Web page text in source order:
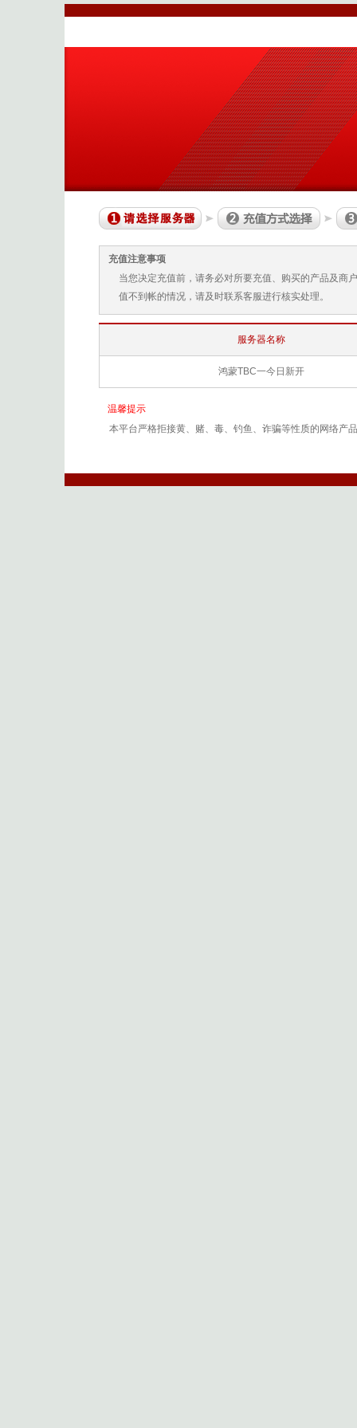
充值注意事项
当您决定充值前，请务必对所要充值、购买的产品及商
值不到帐的情况，请及时联系客服进行核实处理。
服务器名称
鸿蒙TBC一今日新开
温馨提示
本平台严格拒接黄、赌、毒、钓鱼、诈骗等性质的网络产